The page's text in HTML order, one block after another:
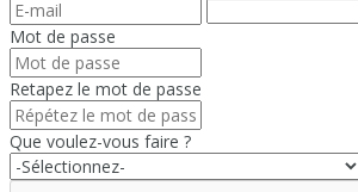
Mot de passe
Retapez le mot de passe
Que voulez-vous faire ?